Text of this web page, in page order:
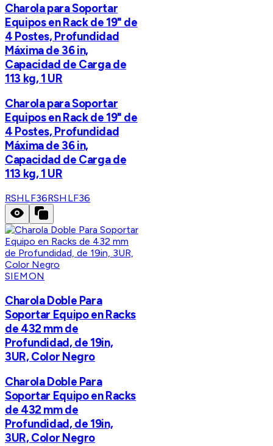
Charola para Soportar
Equipos en Rack de 19" de
4 Postes, Profundidad
Máxima de 36 in,
Capacidad de Carga de
113 kg, 1 UR
Charola para Soportar
Equipos en Rack de 19" de
4 Postes, Profundidad
Máxima de 36 in,
Capacidad de Carga de
113 kg, 1 UR
RSHLF36RSHLF36
SIEMON
Charola Doble Para
Soportar Equipo en Racks
de 432 mm de
Profundidad, de 19in,
3UR, Color Negro
Charola Doble Para
Soportar Equipo en Racks
de 432 mm de
Profundidad, de 19in,
3UR, Color Negro